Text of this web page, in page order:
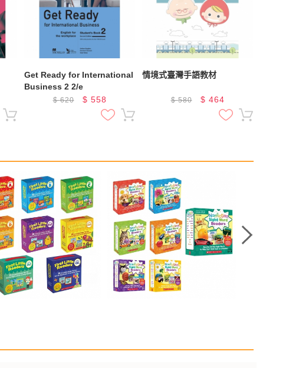
Get Ready for International
Business 2 2/e
$620 $ 558
情境式臺灣手語教材
$580 $ 464